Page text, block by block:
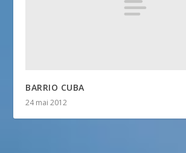
BARRIO CUBA
24 mai 2012